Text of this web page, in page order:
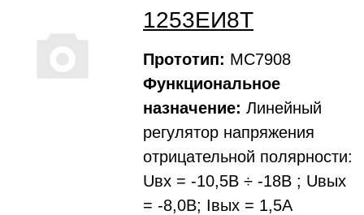
1253ЕИ8Т
Прототип: МС7908
Функциональное
назначение: Линейный
регулятор напряжения
отрицательной полярности:
Uвх = -10,5В ÷ -18В ; Uвых
= -8,0В; Iвых = 1,5А